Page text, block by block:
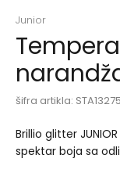
Junior
šifra artikla:
Brillio glitter
spektar boja sa